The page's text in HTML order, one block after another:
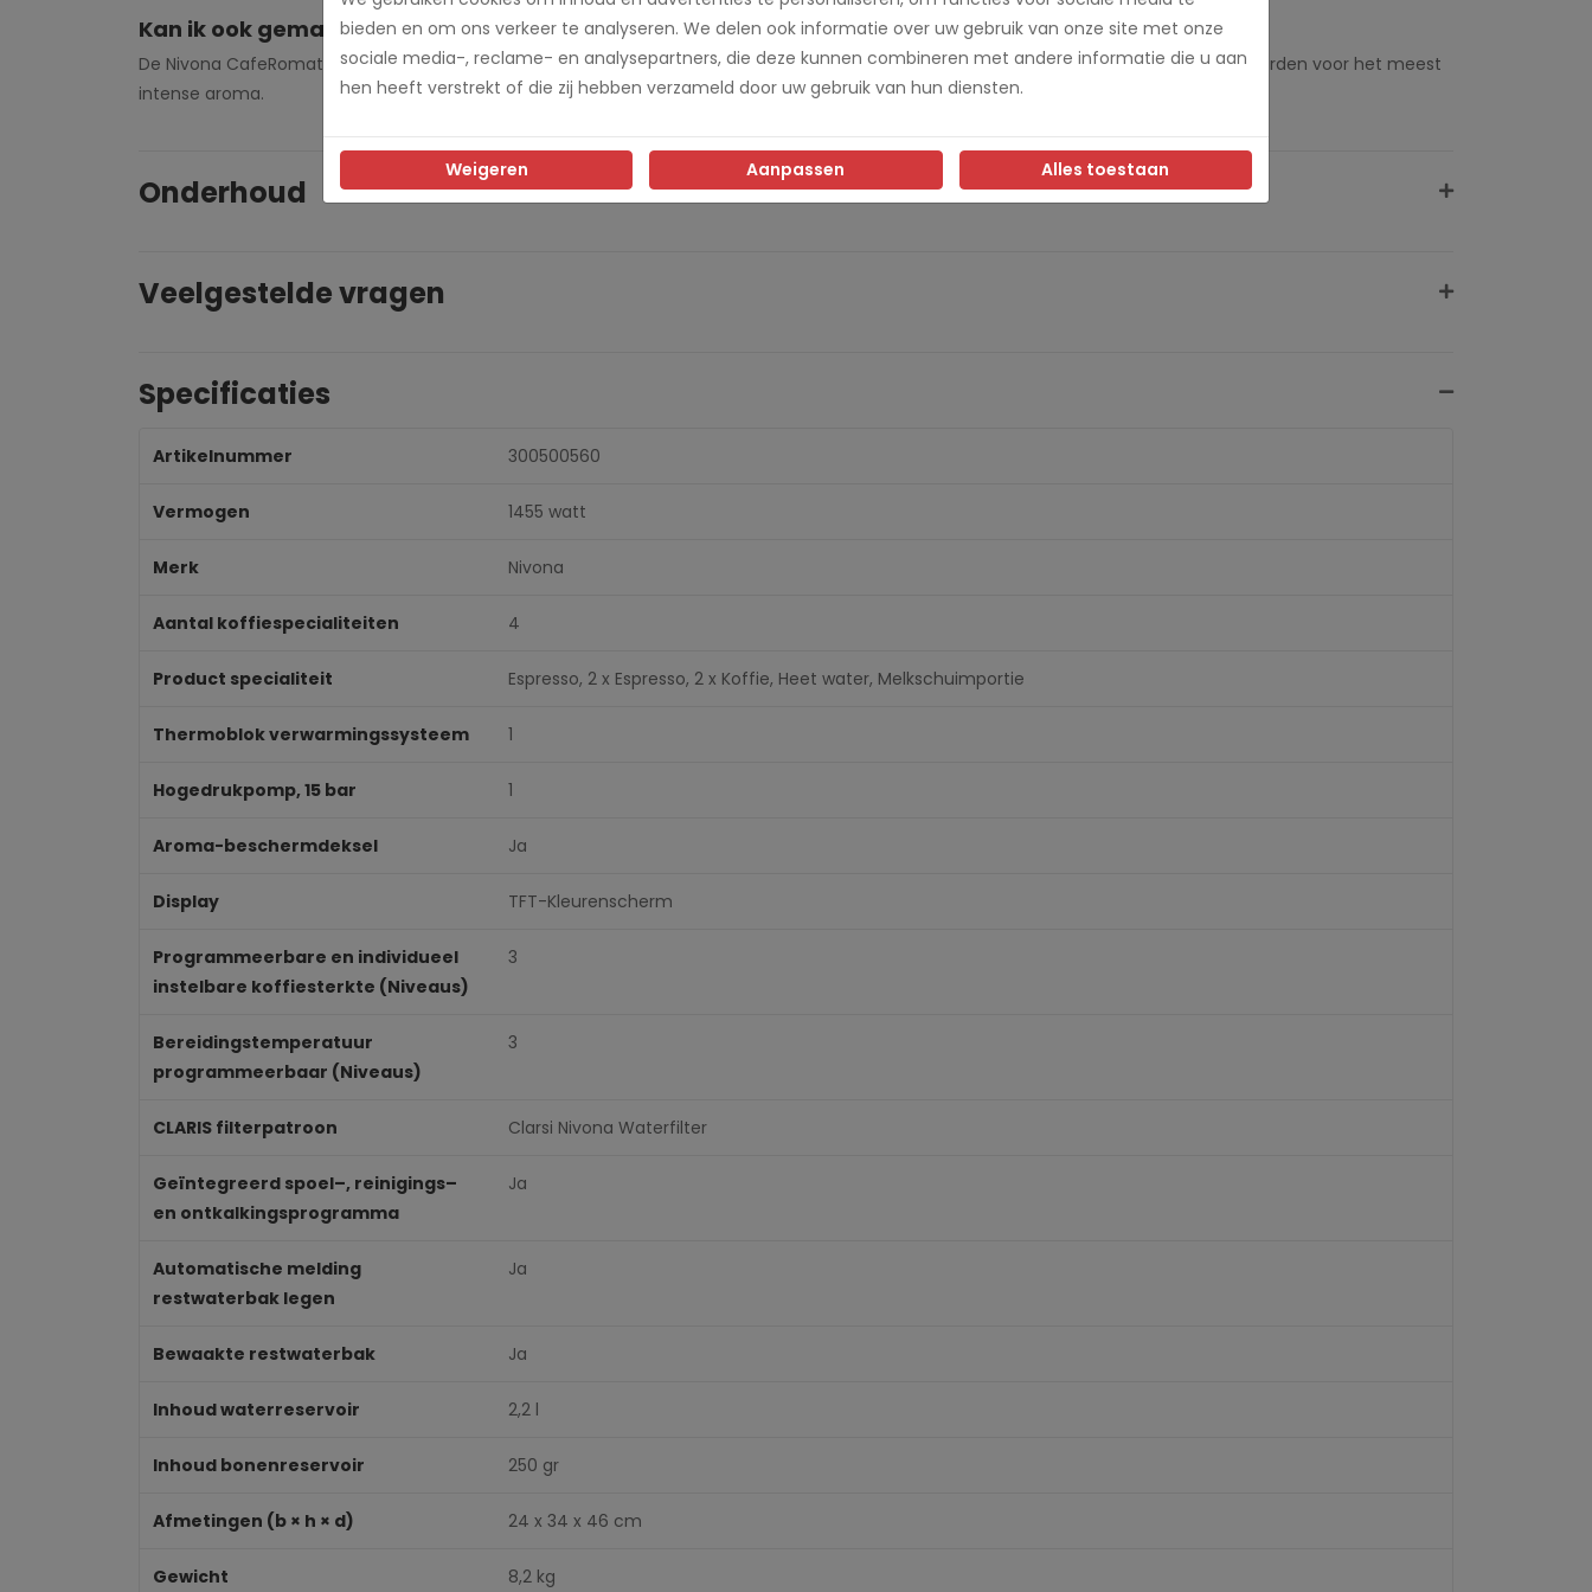
Kan ik ook gemalen koffie gebruiken in de Nivona CafeRomatica 560?
De Nivona CafeRomatica 560 is primair ontworpen voor het gebruik van verse koffiebonen, die ter plekke voor elke zetbeurt gemalen worden voor het meest
intense aroma.
Onderhoud
Veelgestelde vragen
Specificaties
Artikelnummer 300500560
Vermogen 1455 watt
Merk Nivona
Aantal koffiespecialiteiten 4
Product specialiteit Espresso, 2 x Espresso, 2 x Koffie, Heet water, Melkschuimportie
Thermoblok verwarmingssysteem 1
Hogedrukpomp, 15 bar 1
Aroma-beschermdeksel Ja
Display TFT-Kleurenscherm
Programmeerbare en individueel
instelbare koffiesterkte (Niveaus)
3
Bereidingstemperatuur
programmeerbaar (Niveaus)
3
CLARIS filterpatroon Clarsi Nivona Waterfilter
Geïntegreerd spoel–, reinigings–
en ontkalkingsprogramma
Ja
Automatische melding
restwaterbak legen
Ja
Bewaakte restwaterbak Ja
Inhoud waterreservoir 2,2 l
Inhoud bonenreservoir 250 gr
Afmetingen (b × h × d) 24 x 34 x 46 cm
Gewicht 8,2 kg
bieden en om ons verkeer te analyseren. We delen ook informatie over uw gebruik van onze site met onze
sociale media-, reclame- en analysepartners, die deze kunnen combineren met andere informatie die u aan
hen heeft verstrekt of die zij hebben verzameld door uw gebruik van hun diensten.
Weigeren Aanpassen Alles toestaan